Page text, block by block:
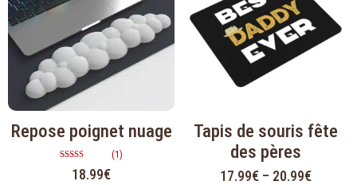
Repose poignet nuage
Note
5.00
(1)
18.99€
Tapis de souris fête
des pères
17.99€ – 20.99€